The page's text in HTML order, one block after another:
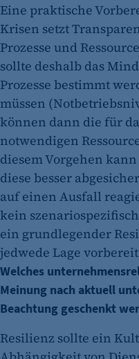
Eine praktische
Krisen setzt
Prozesse und
sollte deshalb das
Prozesse bestimmt
müssen
können dann die für
notwendigen
diesem Vorgehen
diese besser
auf einen Ausfall
kein
ein grundlegender
jedwede Lage
Welches
Meinung nach aktuell
Beachtung geschenkt
Resilienz sollte ein